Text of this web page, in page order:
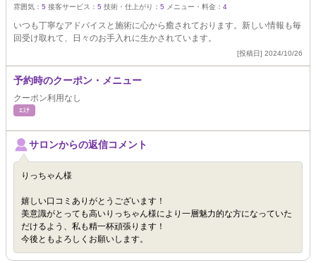
雰囲気： 5 接客サービス： 5 技術・仕上がり： 5 メニュー・料金： 4
いつも丁寧なアドバイスと施術に心から癒されております。新しい情報も毎
回受け取れて、日々のお手入れに生かされています。
[投稿日] 2024/10/26
予約時のクーポン・メニュー
クーポン利用なし
ｴｽﾃ
サロンからの返信コメント
りっちゃん様
嬉しい口コミありがとうございます！
美意識がとっても高いりっちゃん様により一層魅力的な方になっていた
だけるよう、私も精一杯頑張ります！
今後ともよろしくお願いします。